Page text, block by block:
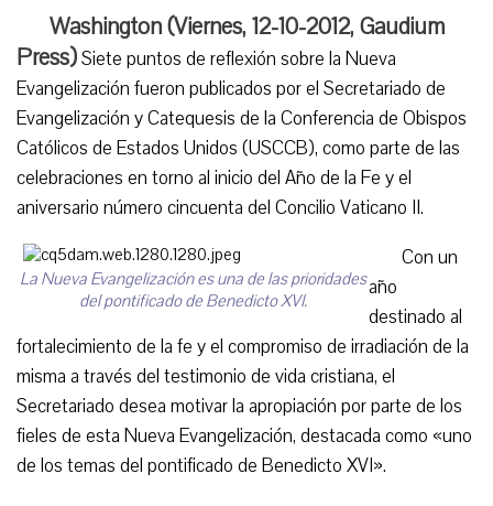
Washington (Viernes, 12-10-2012, Gaudium
Press)Siete puntos de reflexión sobre la Nueva
Evangelización fueron publicados por el Secretariado de
Evangelización y Catequesis de la Conferencia de Obispos
Católicos de Estados Unidos (USCCB), como parte de las
celebraciones en torno al inicio del Año de la Fe y el
aniversario número cincuenta del Concilio Vaticano II.
La Nueva Evangelización es una de las prioridades
del pontificado de Benedicto XVI.
Con un
año
destinado al
fortalecimiento de la fe y el compromiso de irradiación de la
misma a través del testimonio de vida cristiana, el
Secretariado desea motivar la apropiación por parte de los
fieles de esta Nueva Evangelización, destacada como «uno
de los temas del pontificado de Benedicto XVI».